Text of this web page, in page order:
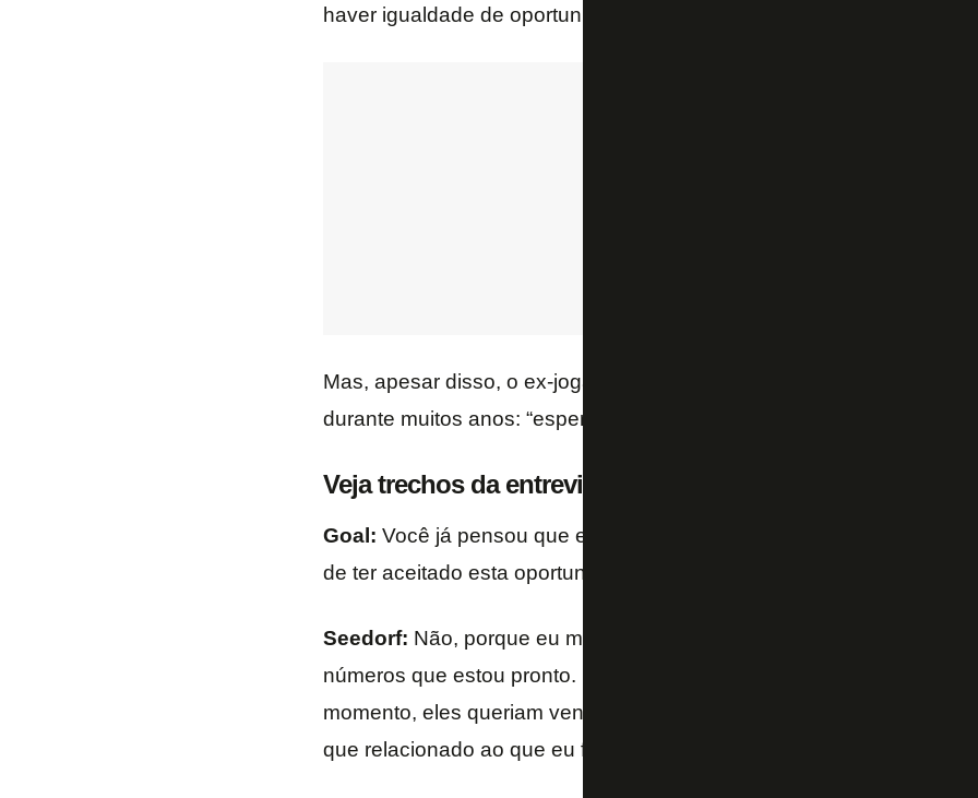
haver igualdade de oportunidades para todos com o mesmo tipo de
Mas, apesar disso, o ex-jogador ainda fala com carinho sobre o
durante muitos anos: “espero que o Milan seja sempre meu clube”.
Veja trechos da entrevista:
Goal: Você já pensou que era um pouco cedo para treinar
de ter aceitado esta oportunidade tão cedo?
Seedorf: Não, porque eu me senti pronto e também já provei com
números que estou pronto. Infelizmente, o clube estava bastante
momento, eles queriam vender e eu me tornei parte de um ambiente
que relacionado ao que eu fazia como treinador.